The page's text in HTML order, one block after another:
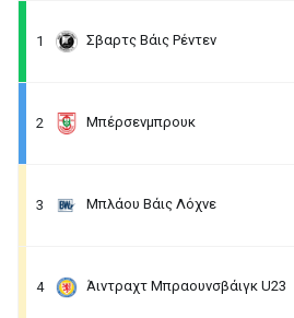
1 Σβαρτς Βάις Ρέντεν
2 Μπέρσενμπρουκ
3 Μπλάου Βάις Λόχνε
4 Άιντραχτ Μπραουνσβάιγκ U23